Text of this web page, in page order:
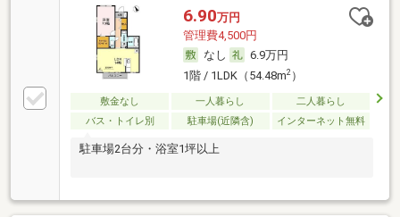
6.90万円
管理費4,500円
なし
6.9万円
1階 / 1LDK（54.48m2）
敷金なし 一人暮らし
二人暮らし
バス・トイレ別
駐車場(近隣含) インターネット無料
駐車場2台分・浴室1坪以上